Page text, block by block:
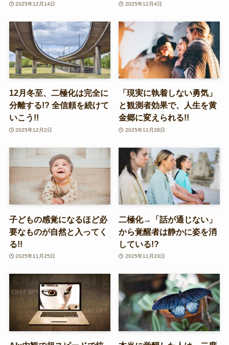
2025年12月14日 2025年12月4日
12月冬至、二極化は完全に
分離する!? 全信頼を続けて
いこう!!
2025年12月2日
「現実に執着しない勇気」
と観測者効果で、人生を黄
金郷に変えられる!!
2025年11月28日
子どもの感覚になるほど必
要なものが自然と入ってく
る!!
2025年11月25日
二極化→「話が通じない」
から覚醒者は静かに姿を消
している!?
2025年11月23日